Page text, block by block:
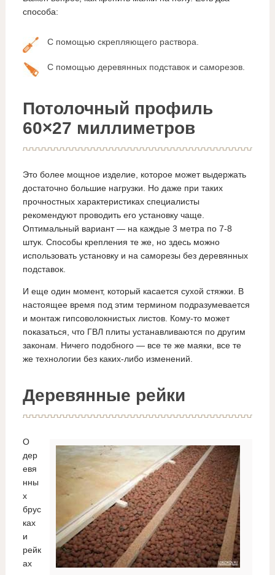
способа:
С помощью скрепляющего раствора.
С помощью деревянных подставок и саморезов.
Потолочный профиль
60×27 миллиметров
Это более мощное изделие, которое может выдержать
достаточно большие нагрузки. Но даже при таких
прочностных характеристиках специалисты
рекомендуют проводить его установку чаще.
Оптимальный вариант — на каждые 3 метра по 7-8
штук. Способы крепления те же, но здесь можно
использовать установку и на саморезы без деревянных
подставок.
И еще один момент, который касается сухой стяжки. В
настоящее время под этим термином подразумевается
и монтаж гипсоволокнистых листов. Кому-то может
показаться, что ГВЛ плиты устанавливаются по другим
законам. Ничего подобного — все те же маяки, все те
же технологии без каких-либо изменений.
Деревянные рейки
О
дер
евя
нны
х
брус
ках
и
рейк
ах